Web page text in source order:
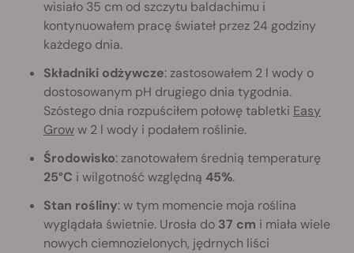
wisiało 35 cm od szczytu baldachimu i
kontynuowałem pracę świateł przez 24 godziny
każdego dnia.
Składniki odżywcze: zastosowałem 2 l wody o
dostosowanym pH drugiego dnia tygodnia.
Szóstego dnia rozpuściłem połowę tabletki Easy
Groww 2 l wody i podałem roślinie.
Środowisko: zanotowałem średnią temperaturę
25°C i wilgotność względną 45%.
Stan rośliny: w tym momencie moja roślina
wyglądała świetnie. Urosła do 37 cm i miała wiele
nowych ciemnozielonych, jędrnych liści